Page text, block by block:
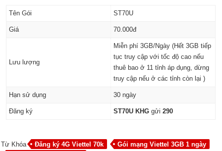
Tên Gói ST70U
Giá 70.000đ
Lưu lượng
Miễn phí 3GB/Ngày (Hết 3GB tiếp
tục truy cập với tốc độ cao nếu
thuê bao ở 11 tỉnh áp dụng, dừng
truy cập nếu ở các tỉnh còn lại )
Hạn sử dụng 30 ngày
Đăng ký ST70U KHGgửi290
Từ Khóa Đăng ký 4G Viettel 70k
Gói mạng Viettel 3GB 1 ngày